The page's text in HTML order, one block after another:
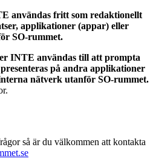
användas fritt som redaktionellt
applikationer (appar) eller
SO-rummet.
INTE användas till att prompta
på andra applikationer
nätverk utanför SO-rummet.
så är du välkommen att kontakta